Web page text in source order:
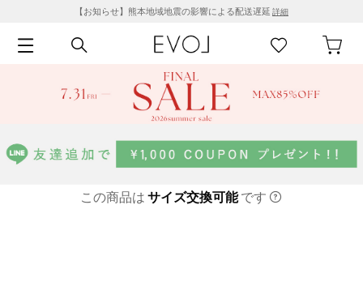
【お知らせ】熊本地域地震の影響による配送遅延 詳細
この商品は サイズ交換可能です